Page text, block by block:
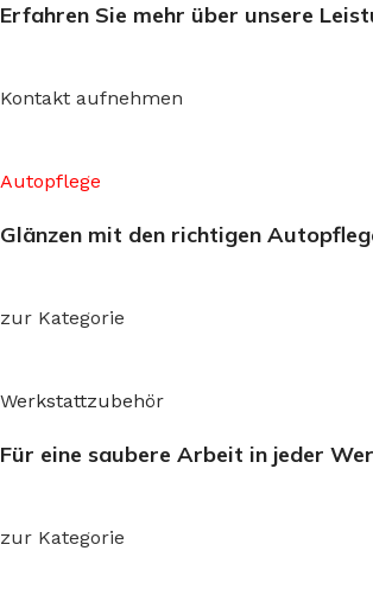
Erfahren Sie mehr über unsere
Kontakt aufnehmen
Autopflege
Glänzen mit den richtigen
zur Kategorie
Werkstattzubehör
Für eine saubere Arbeit in jeder
zur Kategorie